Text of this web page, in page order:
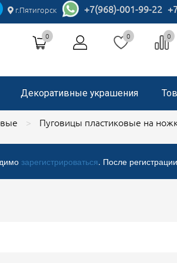
г.Пятигорск +7(968)-001-99-22
0 0 0
Декоративные украшения
Пуговицы пластиковые на
зарегистрироваться. После